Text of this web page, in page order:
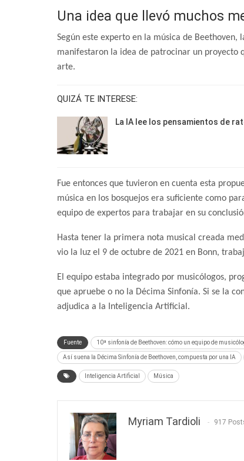
Una idea que llevó muchos
Según este experto en la música de
manifestaron la idea de patrocinar un proyecto
arte.
QUIZÁ TE INTERESE:
La IA lee los pensamientos de
Fue entonces que tuvieron en cuenta esta
música en los bosquejos era suficiente como
equipo de expertos para trabajar en su
Hasta tener la primera nota musical creada
vio la luz el 9 de octubre de 2021 en Bonn,
El equipo estaba integrado por musicólogos,
que apruebe o no la Décima Sinfonía. Si se la
adjudica a la Inteligencia Artificial.
Fuente 10ª sinfonía de Beethoven: cómo un equipo de
Así suena la Décima Sinfonía de Beethoven, compuesta por una IA
Inteligencia Artificial Música
Myriam Tardioli 917